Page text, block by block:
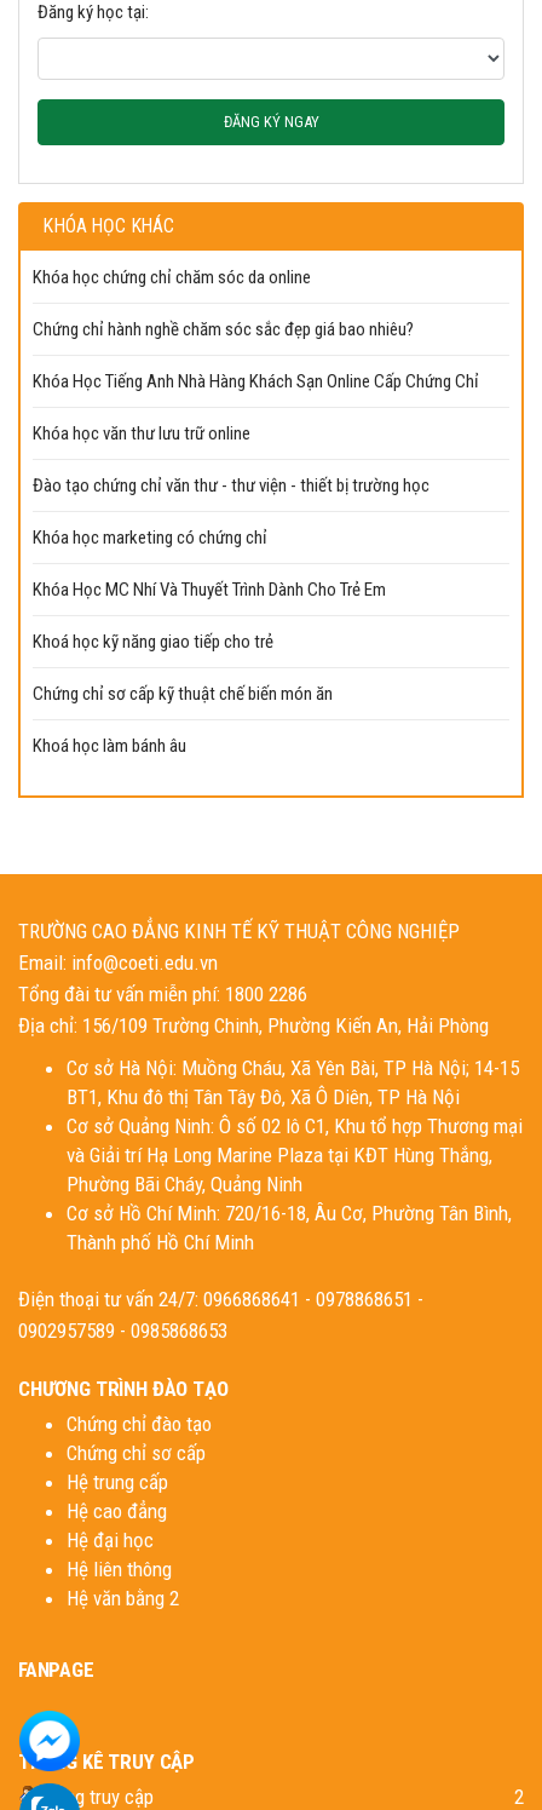
Đăng ký học tại:
ĐĂNG KÝ NGAY
KHÓA HỌC KHÁC
Khóa học chứng chỉ chăm sóc da online
Chứng chỉ hành nghề chăm sóc sắc đẹp giá bao nhiêu?
Khóa Học Tiếng Anh Nhà Hàng Khách Sạn Online Cấp Chứng Chỉ
Khóa học văn thư lưu trữ online
Đào tạo chứng chỉ văn thư - thư viện - thiết bị trường học
Khóa học marketing có chứng chỉ
Khóa Học MC Nhí Và Thuyết Trình Dành Cho Trẻ Em
Khoá học kỹ năng giao tiếp cho trẻ
Chứng chỉ sơ cấp kỹ thuật chế biến món ăn
Khoá học làm bánh âu
TRƯỜNG CAO ĐẲNG KINH TẾ KỸ THUẬT CÔNG NGHIỆP
Email: info@coeti.edu.vn
Tổng đài tư vấn miễn phí: 1800 2286
Địa chỉ: 156/109 Trường Chinh, Phường Kiến An, Hải Phòng
Cơ sở Hà Nội: Muồng Cháu, Xã Yên Bài, TP Hà Nội; 14-15
BT1, Khu đô thị Tân Tây Đô, Xã Ô Diên, TP Hà Nội
Cơ sở Quảng Ninh: Ô số 02 lô C1, Khu tổ hợp Thương mại
và Giải trí Hạ Long Marine Plaza tại KĐT Hùng Thắng,
Phường Bãi Cháy, Quảng Ninh
Cơ sở Hồ Chí Minh: 720/16-18, Âu Cơ, Phường Tân Bình,
Thành phố Hồ Chí Minh
Điện thoại tư vấn 24/7: 0966868641 - 0978868651 -
0902957589 - 0985868653
CHƯƠNG TRÌNH ĐÀO TẠO
Chứng chỉ đào tạo
Chứng chỉ sơ cấp
Hệ trung cấp
Hệ cao đẳng
Hệ đại học
Hệ liên thông
Hệ văn bằng 2
FANPAGE
THỐNG KÊ TRUY CẬP
Đang truy cập
2